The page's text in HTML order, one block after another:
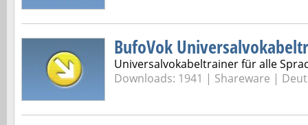
BufoVok
Universalvokabeltrainer für alle
Downloads: 1941 | Shareware |